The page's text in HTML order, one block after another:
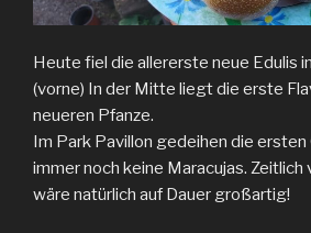
Heute fiel die allererste neue Edulis
(vorne) In der Mitte liegt die erste
neueren Pfanze.
Im Park Pavillon gedeihen die ersten
immer noch keine Maracujas.
wäre natürlich auf Dauer großartig!